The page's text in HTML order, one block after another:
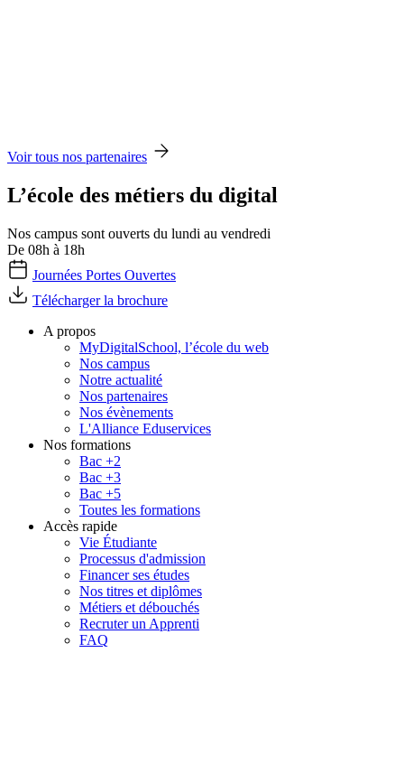
Voir tous nos partenaires
L’école des métiers du digital
Nos campus sont ouverts du lundi au vendredi
De 08h à 18h
Journées Portes Ouvertes
Télécharger la brochure
A propos
MyDigitalSchool, l’école du web
Nos campus
Notre actualité
Nos partenaires
Nos évènements
L'Alliance Eduservices
Nos formations
Bac +2
Bac +3
Bac +5
Toutes les formations
Accès rapide
Vie Étudiante
Processus d'admission
Financer ses études
Nos titres et diplômes
Métiers et débouchés
Recruter un Apprenti
FAQ